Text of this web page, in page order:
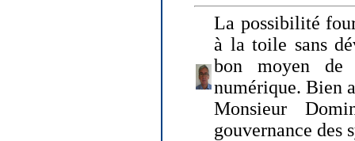
La possibilité
à la toile sans
bon moyen de
numérique. Bien
Monsieur
gouvernance des